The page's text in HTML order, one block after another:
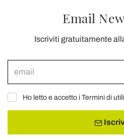
Email
Iscriviti gratuitamente
Ho letto e accetto i Termini di